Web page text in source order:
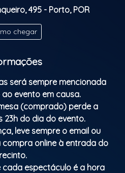
495 - Porto, POR
chegar
será sempre mencionada
evento em causa.
(comprado) perde a
23h do dia do evento.
leve sempre o email ou
online à entrada do
recinto.
cada espectáculo é a hora